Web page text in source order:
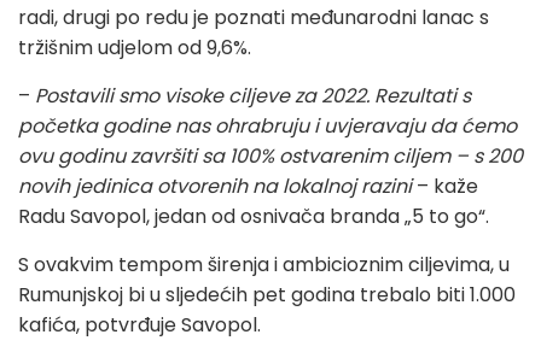
radi, drugi po redu je poznati međunarodni lanac s
tržišnim udjelom od 9,6%.
– Postavili smo visoke ciljeve za 2022. Rezultati s
početka godine nas ohrabruju i uvjeravaju da ćemo
ovu godinu završiti sa 100% ostvarenim ciljem – s 200
novih jedinica otvorenih na lokalnoj razini– kaže
Radu Savopol, jedan od osnivača branda „5 to go“.
S ovakvim tempom širenja i ambicioznim ciljevima, u
Rumunjskoj bi u sljedećih pet godina trebalo biti 1.000
kafića, potvrđuje Savopol.